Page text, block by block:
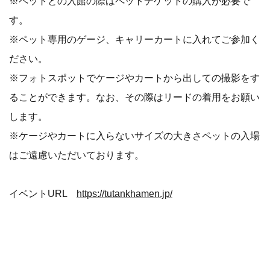
す。
※ペット専用のゲージ、キャリーカートに入れてご参加く
ださい。
※フォトスポットでケージやカートから出しての撮影をす
ることができます。なお、その際はリードの着用をお願い
します。
※ケージやカートに入らないサイズの大きさペットの入場
はご遠慮いただいております。
イベントURL https://tutankhamen.jp/